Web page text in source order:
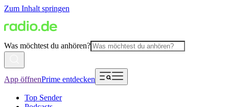
Zum Inhalt springen
Was möchtest du anhören?
App öffnenPrime entdecken
Top Sender